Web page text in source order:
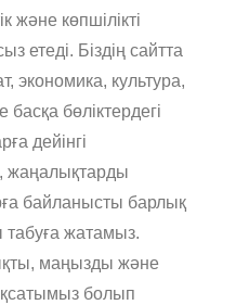
және көпшілікті
етеді. Біздің сайтта
экономика, культура,
бөліктердегі
дейінгі
жаңалықтарды
байланысты барлық
табуға жатамыз.
маңызды және
болып